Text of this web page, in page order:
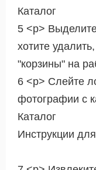
Каталог
5 <р>
хотите
"корзины" на
6 <р> Слейте
фотографии с
Каталог
Инструкции